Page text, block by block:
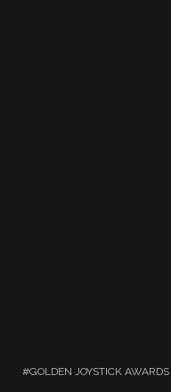
GOLDEN JOYSTICK AWARDS